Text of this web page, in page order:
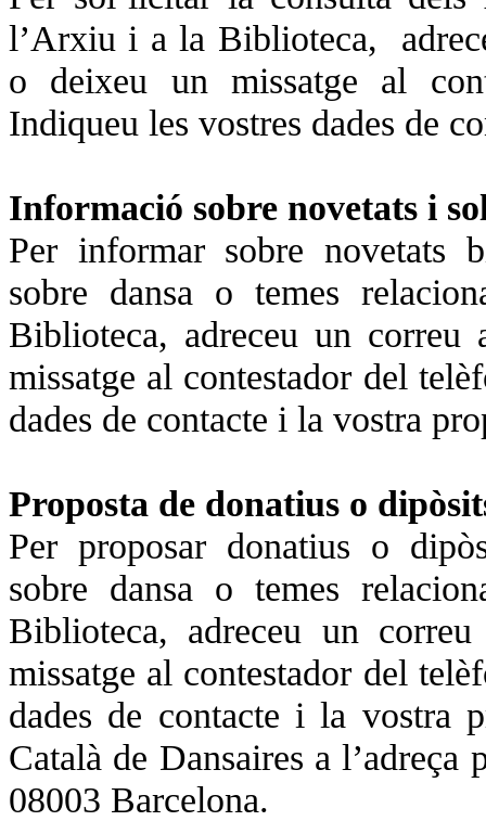
l’Arxiu i a la Biblioteca,
o deixeu un missatge al
Indiqueu les vostres dades de
Informació sobre novetats i
Per informar sobre novetats
sobre dansa o temes
Biblioteca, adreceu un
missatge al contestador del
dades de contacte i la vostra
Proposta de donatius o
Per proposar donatius o
sobre dansa o temes
Biblioteca, adreceu un
missatge al contestador del
dades de contacte i la vostra
Català de Dansaires a
08003 Barcelona.